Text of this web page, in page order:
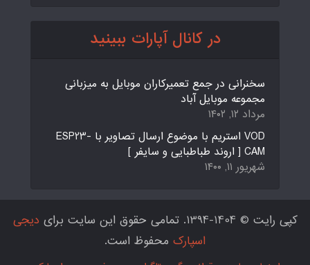
در کانال آپارات ببینید
سخنرانی در جمع تعمیرکاران موبایل به میزبانی
مجموعه موبایل آباد
مرداد ۱۲, ۱۴۰۲
VOD استریم با موضوع ارسال تصاویر با ESP23-
CAM [ اروند طباطبایی و سایفر ]
شهریور ۱۱, ۱۴۰۰
کپی رایت © 1404-1394. تمامی حقوق این سایت برای
دیجی
اسپارک محفوظ است.